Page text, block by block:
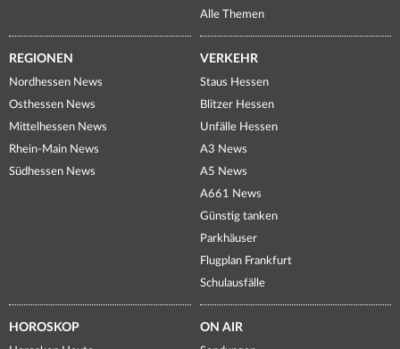
Alle Themen
REGIONEN
Nordhessen News
Osthessen News
Mittelhessen News
Rhein-Main News
Südhessen News
VERKEHR
Staus Hessen
Blitzer Hessen
Unfälle Hessen
A3 News
A5 News
A661 News
Günstig tanken
Parkhäuser
Flugplan Frankfurt
Schulausfälle
HOROSKOP ON AIR